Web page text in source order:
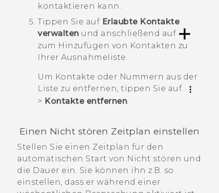
kontaktieren kann.
Tippen Sie auf Erlaubte Kontakte
verwalten und anschließend auf
zum Hinzufügen von Kontakten zu
Ihrer Ausnahmeliste.
Um Kontakte oder Nummern aus der
Liste zu entfernen, tippen Sie auf
> Kontakte entfernen
Einen Nicht stören Zeitplan einstellen
Stellen Sie einen Zeitplan für den
automatischen Start von Nicht stören und
die Dauer ein. Sie können ihn z.B. so
einstellen, dass er während einer